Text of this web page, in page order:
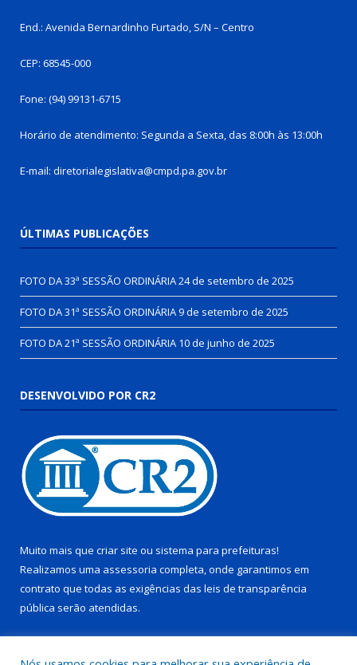
End.: Avenida Bernardinho Furtado, S/N – Centro
CEP: 68545-000
Fone: (94) 99131-6715
Horário de atendimento: Segunda a Sexta, das 8:00h às 13:00h
E-mail: diretorialegislativa@cmpd.pa.gov.br
ÚLTIMAS PUBLICAÇÕES
FOTO DA 33ª SESSÃO ORDINÁRIA24 de setembro de 2025
FOTO DA 31ª SESSÃO ORDINÁRIA9 de setembro de 2025
FOTO DA 21ª SESSÃO ORDINÁRIA 10 de junho de 2025
DESENVOLVIDO POR CR2
Muito mais que criar site ou sistema para prefeituras!
Realizamos uma assessoria completa, onde garantimos em
contrato que todas as exigências das leis de transparência
pública serão atendidas.